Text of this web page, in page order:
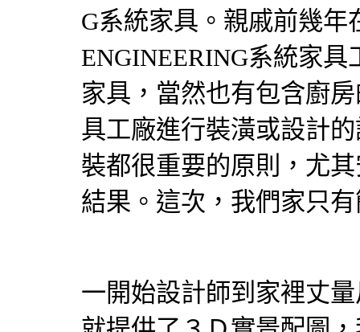
G系統家具 。親戚前幾
ENGINEERING系統家具
家具 ，當然也有包含廚
具工廠進行裝潢或設計
裝都很重要的原則，尤
結果。這次，我們家只
一開始設計師到家裡丈